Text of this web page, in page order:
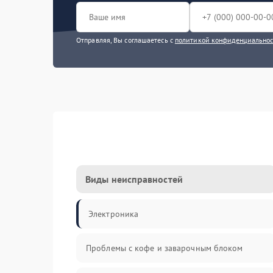
Отправляя, Вы соглашаетесь с политикой
Виды неисправностей
Электроника
Проблемы с кофе и заварочным блоком